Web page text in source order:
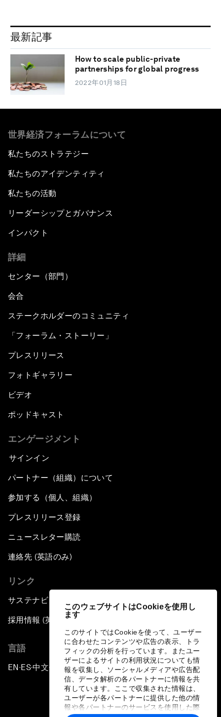
このウェブサイトはCookieを使用し
ます
このサイトではCookieを使って、ユーザー
に合わせたコンテンツや広告の表示、トラ
フィックの分析を行っています。またユー
ザーによるサイトの利用状況についても情
報を収集し、ソーシャルメディアや広告配
信、データ解析の各パートナーに情報を共
有しています。ここで収集された情報は、
ユーザーが各パートナーに提供した他の情
報や各パートナーのサービスを使用した際
最新記事
How to scale public-private
partnerships for global progress
2022年01月18日
世界経済フォーラムについて
私たちのストラテジー
私たちのアイデンティティ
私たちの活動
リーダーシップとガバナンス
インパクト
詳細
センター（部門）
会合
ステークホルダーのコミュニティ
「フォーラム・ストーリー」
プレスリリース
フォトギャラリー
ビデオ
ポッドキャスト
エンゲージメント
サインイン
パートナー（組織）について
参加する（個人、組織）
プレスリリース登録
ニュースレター購読
連絡先 (英語のみ)
リンク
サステナビリティへの取り組み
採用情報 (英語のみ)
言語
EN ▪ES▪中文▪ 日本語